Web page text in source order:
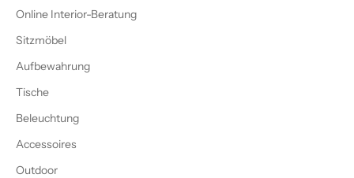
Online Interior-Beratung
Sitzmöbel
Aufbewahrung
Tische
Beleuchtung
Accessoires
Outdoor